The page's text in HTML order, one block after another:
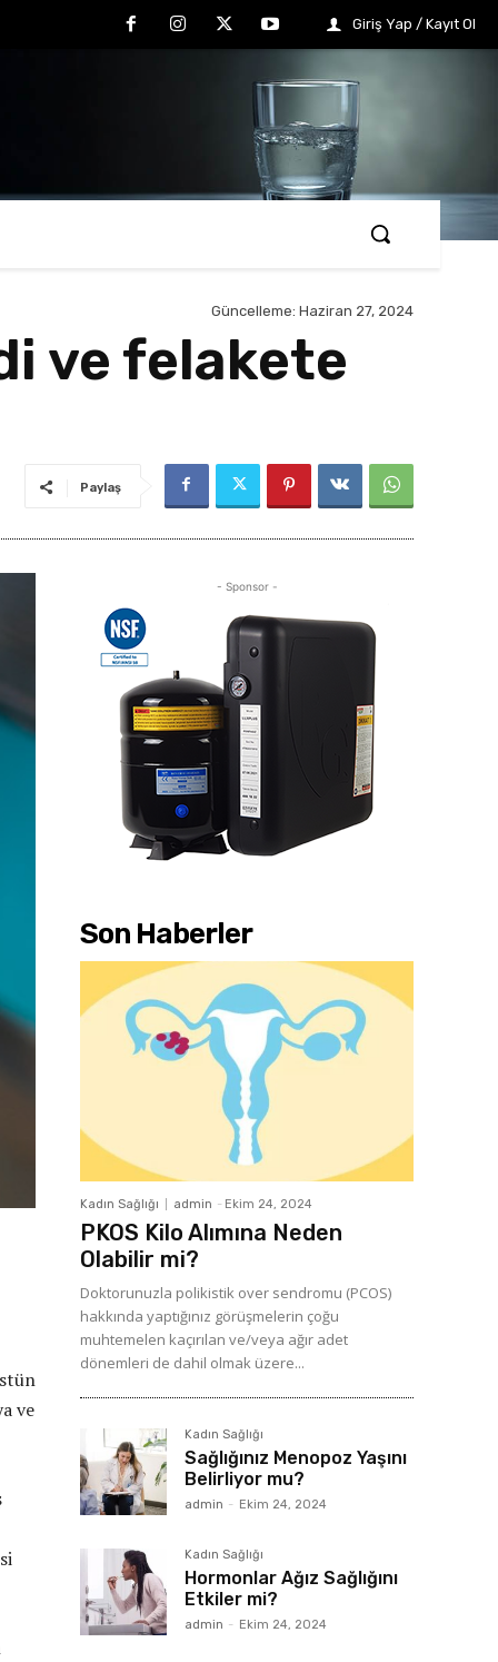
Giriş Yap / Kayıt Ol
Güncelleme: Haziran 27, 2024
ve felakete
Paylaş
ve
- Sponsor -
Son Haberler
Kadın Sağlığı admin - Ekim 24, 2024
PKOS Kilo Alımına Neden
Olabilir mi?
Doktorunuzla polikistik over sendromu (PCOS)
hakkında yaptığınız görüşmelerin çoğu
muhtemelen kaçırılan ve/veya ağır adet
dönemleri de dahil olmak üzere...
Kadın Sağlığı
Sağlığınız Menopoz Yaşını
Belirliyor mu?
admin - Ekim 24, 2024
Kadın Sağlığı
Hormonlar Ağız Sağlığını
Etkiler mi?
admin - Ekim 24, 2024